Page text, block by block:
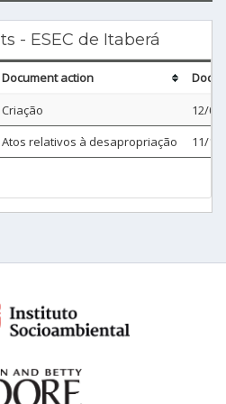
- ESEC de Itaberá
Document action
Criação
12/
Atos relativos à desapropriação 11/